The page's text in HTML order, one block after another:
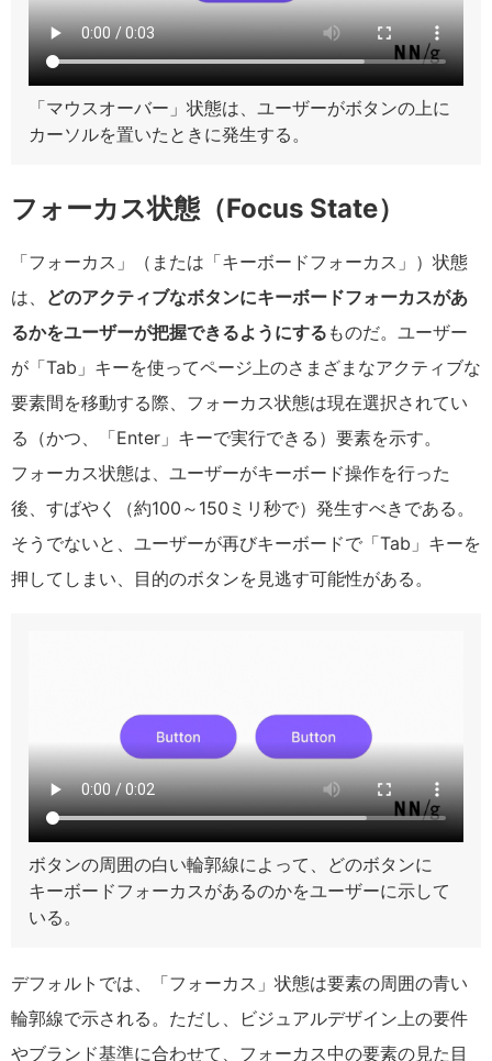
「マウスオーバー」状態は、ユーザーがボタンの上に
カーソルを置いたときに発生する。
フォーカス状態（Focus State）
「フォーカス」（または「キーボードフォーカス」）状態
は、 どのアクティブなボタンにキーボードフォーカスがあ
るかをユーザーが把握できるようにする ものだ。ユーザー
が「Tab」キーを使ってページ上のさまざまなアクティブな
要素間を移動する際、フォーカス状態は現在選択されてい
る（かつ、「Enter」キーで実行できる）要素を示す。
フォーカス状態は、ユーザーがキーボード操作を行った
後、すばやく（約100～150ミリ秒で）発生すべきである。
そうでないと、ユーザーが再びキーボードで「Tab」キーを
押してしまい、目的のボタンを見逃す可能性がある。
ボタンの周囲の白い輪郭線によって、どのボタンに
キーボードフォーカスがあるのかをユーザーに示して
いる。
デフォルトでは、「フォーカス」状態は要素の周囲の青い
輪郭線で示される。ただし、ビジュアルデザイン上の要件
やブランド基準に合わせて、フォーカス中の要素の見た目